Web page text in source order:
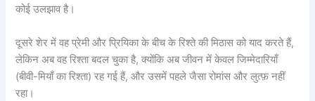
कोई उलझाव है।
दूसरे शेर में वह प्रेमी और प्रियिका के बीच के रिश्ते की मिठास को याद करते हैं,
लेकिन अब वह रिश्ता बदल चुका है, क्योंकि अब जीवन में केवल जिम्मेदारियाँ
(बीवी-मियाँ का रिश्ता) रह गई हैं, और उसमें पहले जैसा रोमांस और लुत्फ़ नहीं
रहा।